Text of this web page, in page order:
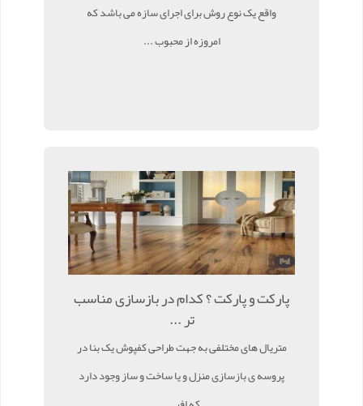
واقع یک نوع روش برای اجرای سازه می باشد که
امروزه از محبوب ...
پارکت و پارکت ؟ کدام در بازسازی مناسب
تر ...
متریال های مختلفی به جهت طراحی کفپوش یک بنا در
پروسه ی بازسازی منزل و یا ساخت و ساز وجود دارد